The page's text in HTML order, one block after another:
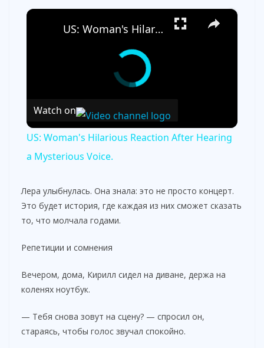
×
US: Woman's Hilarious Reaction After Hearing a Mysterious Voice.
Watch on
US: Woman's Hilarious Reaction After Hearing
a Mysterious Voice.
Лера улыбнулась. Она знала: это не просто концерт.
Это будет история, где каждая из них сможет сказать
то, что молчала годами.
Репетиции и сомнения
Вечером, дома, Кирилл сидел на диване, держа на
коленях ноутбук.
— Тебя снова зовут на сцену? — спросил он,
стараясь, чтобы голос звучал спокойно.